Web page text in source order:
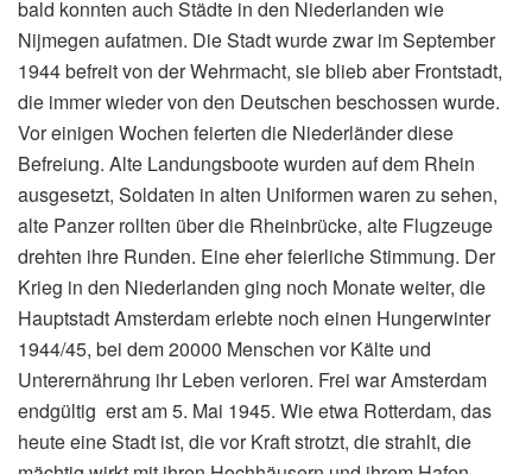
bald konnten auch Städte in den Niederlanden wie
Nijmegen aufatmen. Die Stadt wurde zwar im September
1944 befreit von der Wehrmacht, sie blieb aber Frontstadt,
die immer wieder von den Deutschen beschossen wurde.
Vor einigen Wochen feierten die Niederländer diese
Befreiung. Alte Landungsboote wurden auf dem Rhein
ausgesetzt, Soldaten in alten Uniformen waren zu sehen,
alte Panzer rollten über die Rheinbrücke, alte Flugzeuge
drehten ihre Runden. Eine eher feierliche Stimmung. Der
Krieg in den Niederlanden ging noch Monate weiter, die
Hauptstadt Amsterdam erlebte noch einen Hungerwinter
1944/45, bei dem 20000 Menschen vor Kälte und
Unterernährung ihr Leben verloren. Frei war Amsterdam
endgültig erst am 5. Mai 1945. Wie etwa Rotterdam, das
heute eine Stadt ist, die vor Kraft strotzt, die strahlt, die